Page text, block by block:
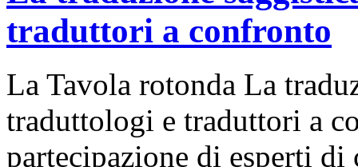
traduttori a confronto
La Tavola rotonda La
traduttologi e traduttori a
partecipazione di esperti